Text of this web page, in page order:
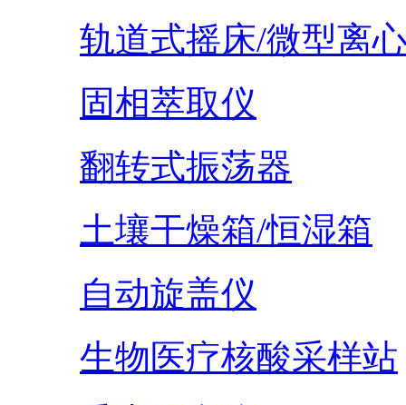
轨道式摇床/微型离
固相萃取仪
翻转式振荡器
土壤干燥箱/恒湿箱
自动旋盖仪
生物医疗核酸采样站